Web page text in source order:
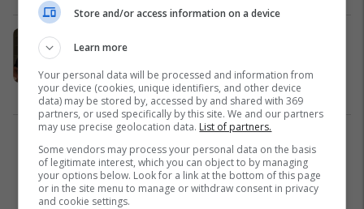
mia të trashëgojnë ambicien dhe
vullnetin tim
Yjet 07/07/2026
1
Store and/or access information on a device
Learn more
Your personal data will be processed and information from
your device (cookies, unique identifiers, and other device
data) may be stored by, accessed by and shared with 369
partners, or used specifically by this site. We and our partners
may use precise geolocation data. List of partners.
Some vendors may process your personal data on the basis
of legitimate interest, which you can object to by managing
your options below. Look for a link at the bottom of this page
or in the site menu to manage or withdraw consent in privacy
and cookie settings.